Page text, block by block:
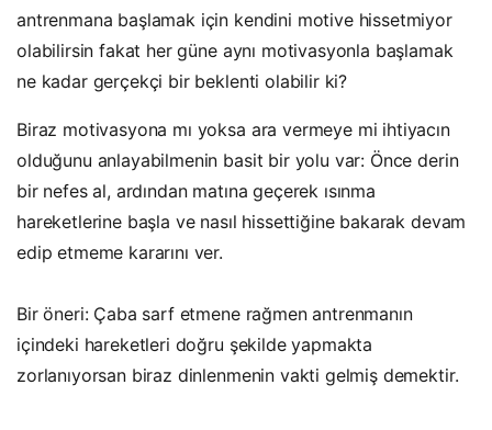
antrenmana başlamak için kendini motive hissetmiyor
olabilirsin fakat her güne aynı motivasyonla başlamak
ne kadar gerçekçi bir beklenti olabilir ki?
Biraz motivasyona mı yoksa ara vermeye mi ihtiyacın
olduğunu anlayabilmenin basit bir yolu var: Önce derin
bir nefes al, ardından matına geçerek ısınma
hareketlerine başla ve nasıl hissettiğine bakarak devam
edip etmeme kararını ver.
Bir öneri: Çaba sarf etmene rağmen antrenmanın
içindeki hareketleri doğru şekilde yapmakta
zorlanıyorsan biraz dinlenmenin vakti gelmiş demektir.